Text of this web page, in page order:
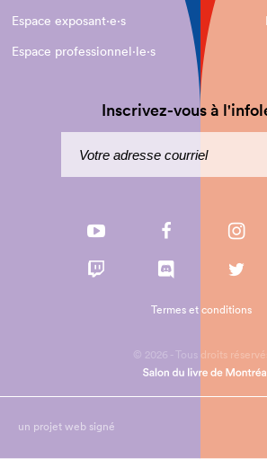
Espace exposant·e⋅s
Espace professionnel·le⋅s
Inscrivez-vous à
© 2026 - Tous droits
Termes et conditions
un projet web signé